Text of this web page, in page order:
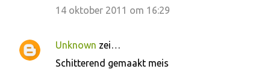
14 oktober 2011 om 16:29
Unknown zei…
Schitterend gemaakt meis